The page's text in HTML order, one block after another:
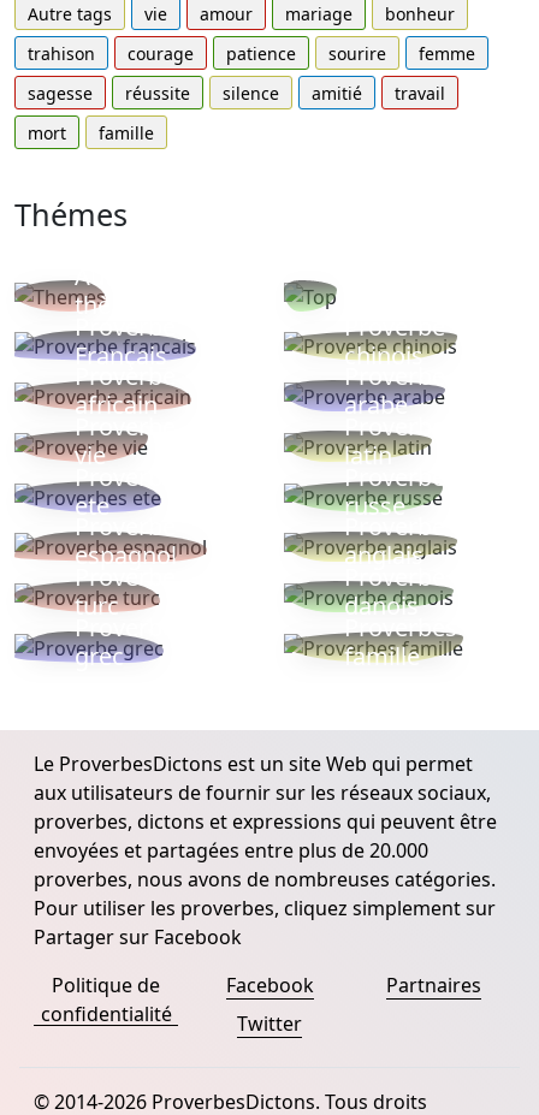
Autre tags vie amour mariage
bonheur
trahison
courage patience sourire
femme
sagesse
réussite silence amitié
travail
mort
famille
Thémes
Autres
thèmes
Proverbe
Français
Proverbe
chinois
Proverbe
africain
Proverbe
arabe
Proverbe
vie
Proverbe
latin
Proverbes
ete
Proverbe
russe
Proverbe
espagnol
Proverbe
anglais
Proverbe
turc
Proverbe
danois
Proverbe
grec
Proverbes
famille
Le ProverbesDictons est un site Web qui permet
aux utilisateurs de fournir sur les réseaux sociaux,
proverbes, dictons et expressions qui peuvent être
envoyées et partagées entre plus de 20.000
proverbes, nous avons de nombreuses catégories.
Pour utiliser les proverbes, cliquez simplement sur
Partager sur Facebook
Politique de
confidentialité
Facebook
Twitter
Partnaires
© 2014-2026 ProverbesDictons. Tous droits